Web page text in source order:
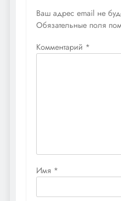
Ваш адрес email не
Обязательные поля
Комментарий *
Имя *